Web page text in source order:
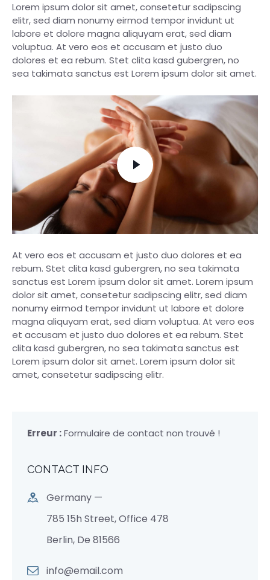
Lorem ipsum dolor sit amet, consetetur sadipscing
elitr, sed diam nonumy eirmod tempor invidunt ut
labore et dolore magna aliquyam erat, sed diam
voluptua. At vero eos et accusam et justo duo
dolores et ea rebum. Stet clita kasd gubergren, no
sea takimata sanctus est Lorem ipsum dolor sit amet.
At vero eos et accusam et justo duo dolores et ea
rebum. Stet clita kasd gubergren, no sea takimata
sanctus est Lorem ipsum dolor sit amet. Lorem ipsum
dolor sit amet, consetetur sadipscing elitr, sed diam
nonumy eirmod tempor invidunt ut labore et dolore
magna aliquyam erat, sed diam voluptua. At vero eos
et accusam et justo duo dolores et ea rebum. Stet
clita kasd gubergren, no sea takimata sanctus est
Lorem ipsum dolor sit amet. Lorem ipsum dolor sit
amet, consetetur sadipscing elitr.
Erreur :Formulaire de contact non trouvé !
CONTACT INFO
Germany —
785 15h Street, Office 478
Berlin, De 81566
info@email.com